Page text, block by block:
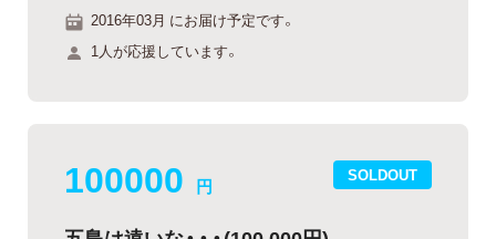
2016年03月 にお届け予定です。
1人が応援しています。
SOLDOUT
100000 円